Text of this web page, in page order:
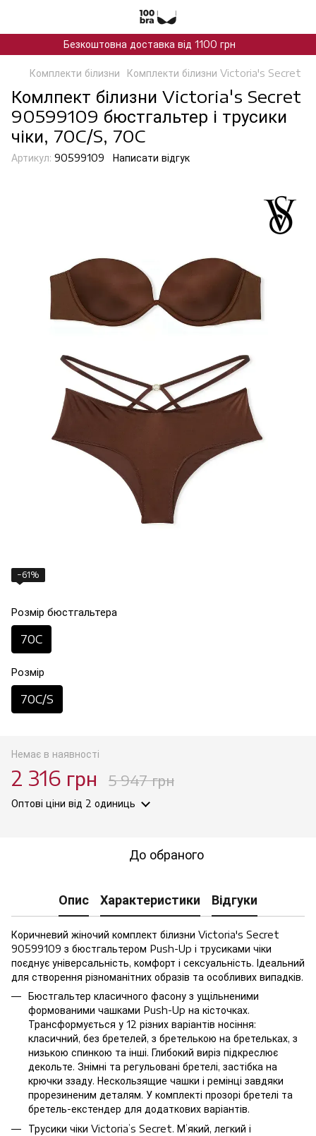
Безкоштовна доставка від 1100 грн
Комплекти білизни Комплекти білизни Victoria's Secret
Комлпект білизни Victoria's Secret
90599109 бюстгальтер і трусики
чіки, 70C/S, 70C
Артикул: 90599109 Написати відгук
−61%
Розмір бюстгальтера
70C
Розмір
70C/S
Немає в наявності
2 316 грн 5 947 грн
Оптові ціни від 2 одиниць
До обраного
Опис Характеристики Відгуки
Коричневий жіночий комплект білизни Victoria's Secret
90599109 з бюстгальтером Push-Up і трусиками чіки
поєднує універсальність, комфорт і сексуальність. Ідеальний
для створення різноманітних образів та особливих випадків.
Бюстгальтер класичного фасону з ущільненими
формованими чашками Push-Up на кісточках.
Трансформується у 12 різних варіантів носіння:
класичний, без бретелей, з бретелькою на бретельках, з
низькою спинкою та інші. Глибокий виріз підкреслює
декольте. Знімні та регульовані бретелі, застібка на
крючки ззаду. Нескользящие чашки і ремінці завдяки
прорезиненим деталям. У комплекті прозорі бретелі та
бретель-екстендер для додаткових варіантів.
Трусики чіки Victoria’s Secret. М’який, легкий і